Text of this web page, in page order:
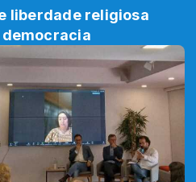
liberdade religiosa
democracia